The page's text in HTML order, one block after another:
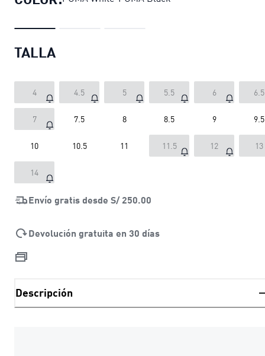
TALLA
4 4.5 5 5.5 6 6.5
7 7.5 8 8.5 9 9.5
10 10.5 11 11.5 12 13
14
Envío gratis desde S/ 250.00
Devolución gratuita en 30 días
Descripción